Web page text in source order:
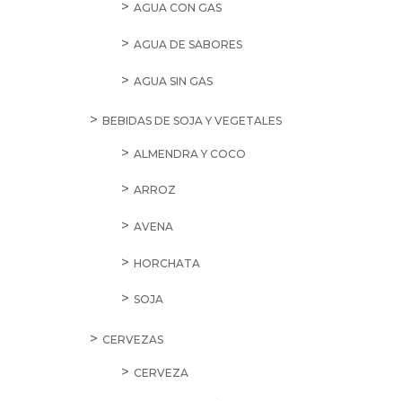
AGUA CON GAS
AGUA DE SABORES
AGUA SIN GAS
BEBIDAS DE SOJA Y VEGETALES
ALMENDRA Y COCO
ARROZ
AVENA
HORCHATA
SOJA
CERVEZAS
CERVEZA